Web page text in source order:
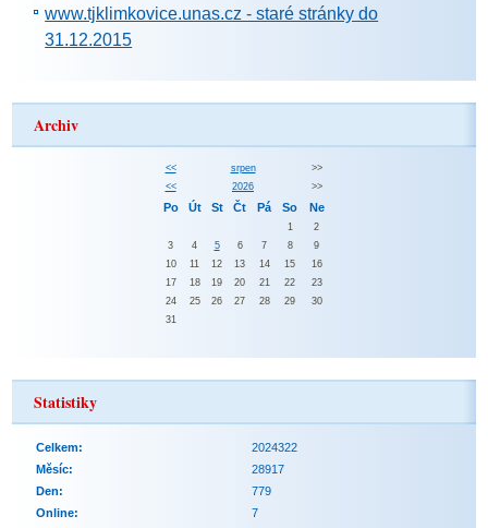
www.tjklimkovice.unas.cz - staré stránky do
31.12.2015
Archiv
<< srpen
>>
<<
2026 >>
Po Út St Čt Pá So Ne
1
2
3
4 5 6 7 8
9
10
11 12 13 14 15
16
17
18 19 20 21 22
23
24
25 26 27 28 29
30
31
Statistiky
Online: 7
Celkem:
2024322
Měsíc:
28917
Den:
779